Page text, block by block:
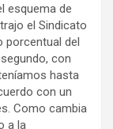
esquema de
el Sindicato
porcentual del
con
hasta
con un
Como cambia
a la